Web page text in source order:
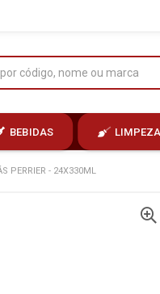
BEBIDAS
PERRIER - 24X330ML